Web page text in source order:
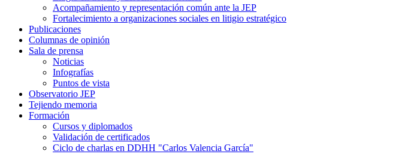
Acompañamiento y representación común ante la JEP
Fortalecimiento a organizaciones sociales en litigio estratégico
Publicaciones
Columnas de opinión
Sala de prensa
Noticias
Infografías
Puntos de vista
Observatorio JEP
Tejiendo memoria
Formación
Cursos y diplomados
Validación de certificados
Ciclo de charlas en DDHH "Carlos Valencia García"